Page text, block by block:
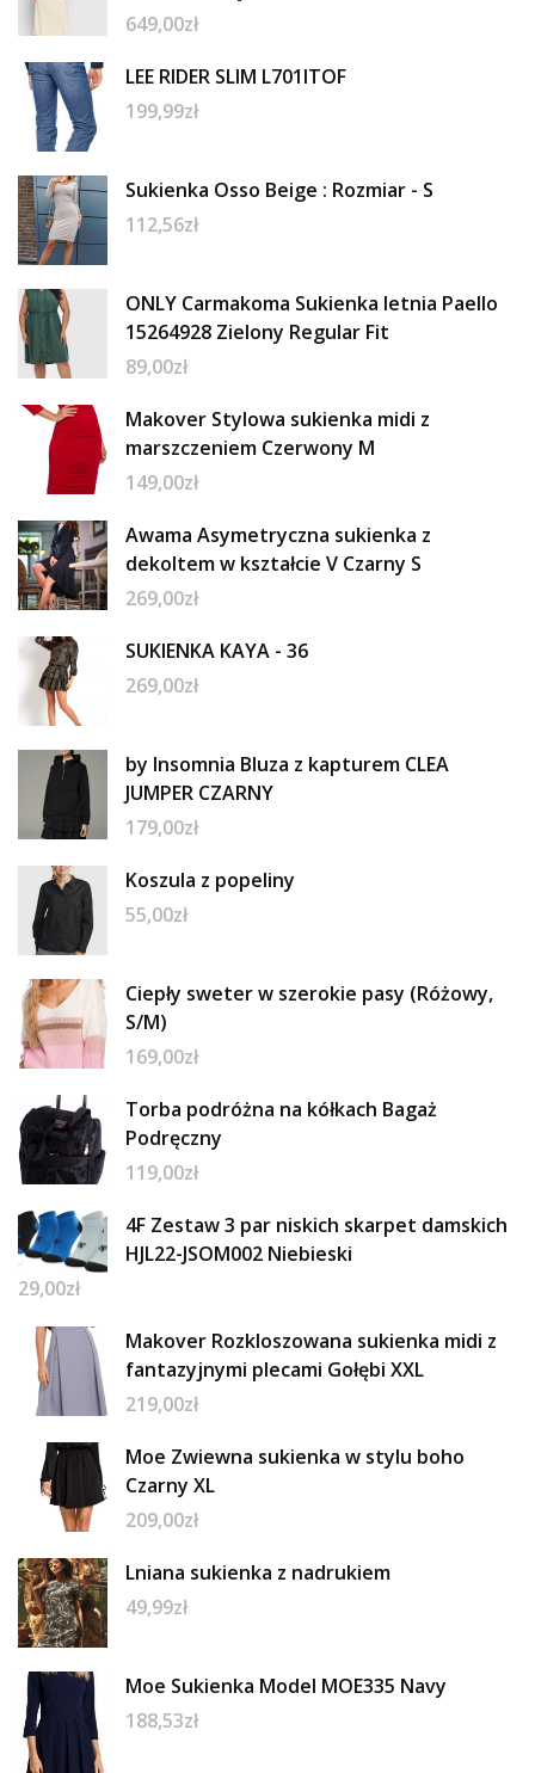
649,00zł
LEE RIDER SLIM L701ITOF
199,99zł
Sukienka Osso Beige : Rozmiar - S
112,56zł
ONLY Carmakoma Sukienka letnia Paello
15264928 Zielony Regular Fit
89,00zł
Makover Stylowa sukienka midi z
marszczeniem Czerwony M
149,00zł
Awama Asymetryczna sukienka z
dekoltem w kształcie V Czarny S
269,00zł
SUKIENKA KAYA - 36
269,00zł
by Insomnia Bluza z kapturem CLEA
JUMPER CZARNY
179,00zł
Koszula z popeliny
55,00zł
Ciepły sweter w szerokie pasy (Różowy,
S/M)
169,00zł
Torba podróżna na kółkach Bagaż
Podręczny
119,00zł
4F Zestaw 3 par niskich skarpet damskich
HJL22-JSOM002 Niebieski
29,00zł
Makover Rozkloszowana sukienka midi z
fantazyjnymi plecami Gołębi XXL
219,00zł
Moe Zwiewna sukienka w stylu boho
Czarny XL
209,00zł
Lniana sukienka z nadrukiem
49,99zł
Moe Sukienka Model MOE335 Navy
188,53zł